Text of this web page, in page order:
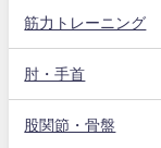
筋力トレーニング
肘・手首
股関節・骨盤